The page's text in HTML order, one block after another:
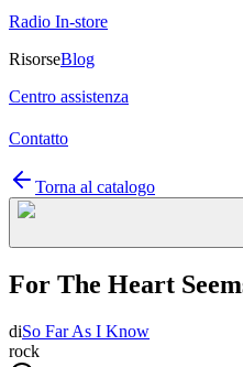
Radio In-store
RisorseBlog
Centro assistenza
Contatto
Torna al catalogo
For The Heart
diSo Far As I Know
rock